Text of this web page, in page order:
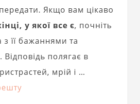
Якщо вам цікаво
у якої все є, почніть
з її бажаннями та
полягає в
мрій і …